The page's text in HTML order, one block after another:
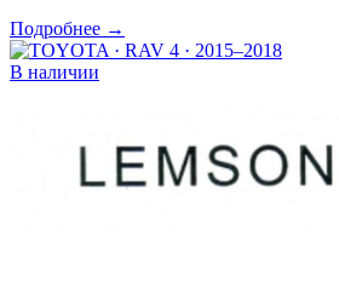
Подробнее →
В наличии